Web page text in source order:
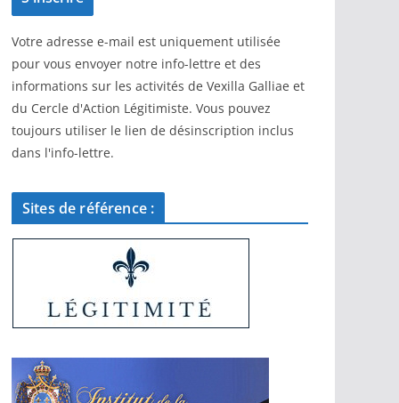
Votre adresse e-mail est uniquement utilisée
pour vous envoyer notre info-lettre et des
informations sur les activités de Vexilla Galliae et
du Cercle d'Action Légitimiste. Vous pouvez
toujours utiliser le lien de désinscription inclus
dans l'info-lettre.
Sites de référence :